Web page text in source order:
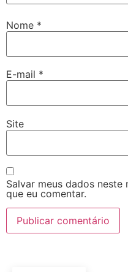
Nome *
E-mail *
Site
Salvar meus dados
que eu comentar.